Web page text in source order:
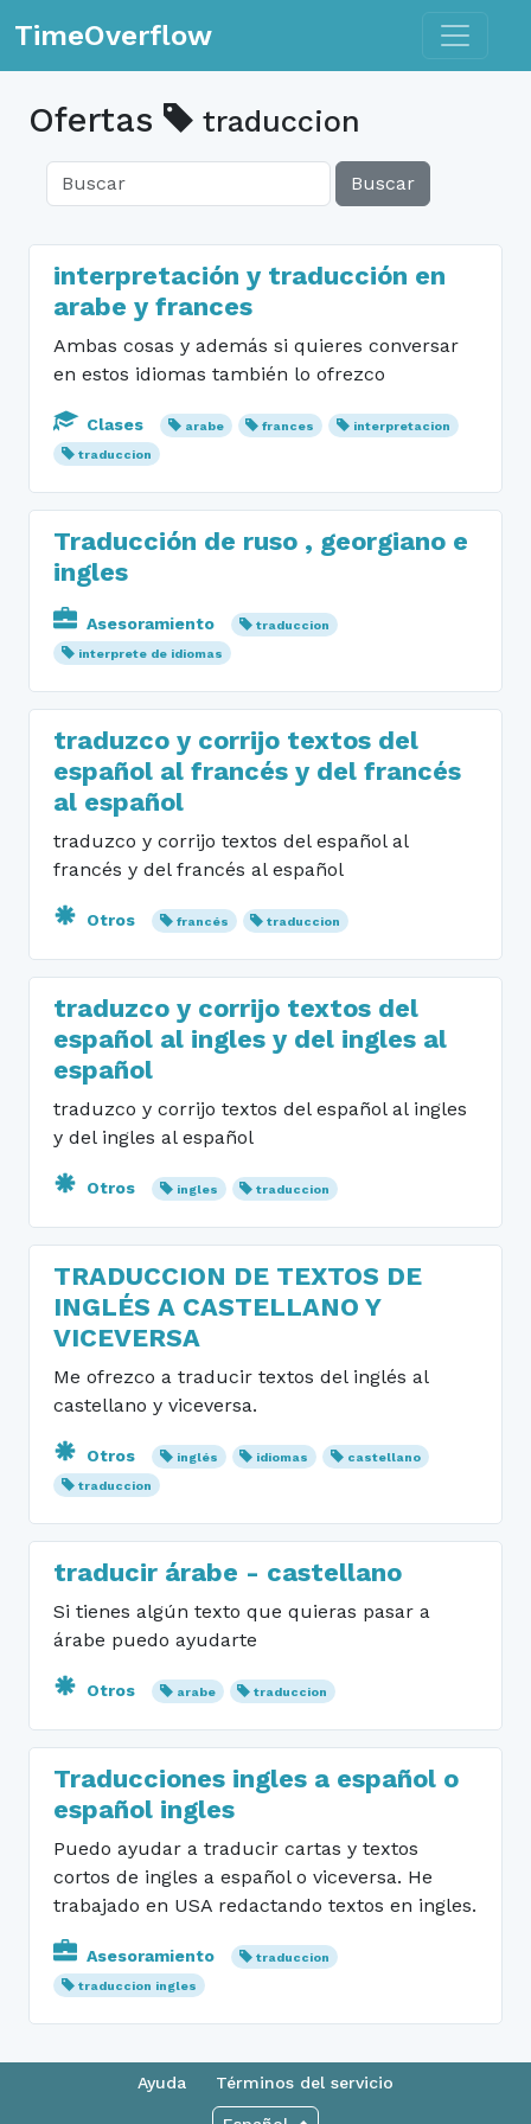
TimeOverflow Toggle
Ofertas traduccion
Buscar
interpretación y traducción en
arabe y frances
Ambas cosas y además si quieres conversar
en estos idiomas también lo ofrezco
Clases arabe frances
interpretacion
traduccion
Traducción de ruso , georgiano e
ingles
Asesoramiento
traduccion
interprete de idiomas
traduzco y corrijo textos del
español al francés y del francés
al español
traduzco y corrijo textos del español al
francés y del francés al español
Otros francés traduccion
traduzco y corrijo textos del
español al ingles y del ingles al
español
traduzco y corrijo textos del español al ingles
y del ingles al español
Otros ingles traduccion
TRADUCCION DE TEXTOS DE
INGLÉS A CASTELLANO Y
VICEVERSA
Me ofrezco a traducir textos del inglés al
castellano y viceversa.
Otros inglés idiomas
castellano
traduccion
traducir árabe - castellano
Si tienes algún texto que quieras pasar a
árabe puedo ayudarte
Otros arabe traduccion
Traducciones ingles a español o
español ingles
Puedo ayudar a traducir cartas y textos
cortos de ingles a español o viceversa. He
trabajado en USA redactando textos en ingles.
Asesoramiento
traduccion
traduccion ingles
Ayuda Términos del servicio